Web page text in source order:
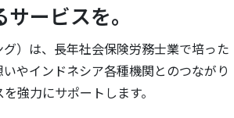
ービスを。
）は、長年社会保険労務士業で培った
やインドネシア各種機関とのつながり
強力にサポートします。